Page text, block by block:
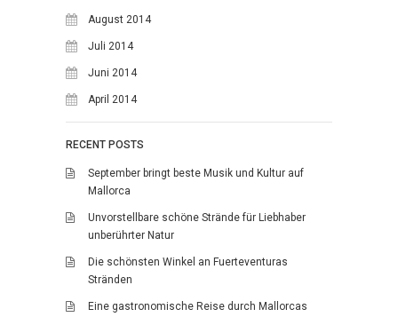
August 2014
Juli 2014
Juni 2014
April 2014
RECENT POSTS
September bringt beste Musik und Kultur auf
Mallorca
Unvorstellbare schöne Strände für Liebhaber
unberührter Natur
Die schönsten Winkel an Fuerteventuras
Stränden
Eine gastronomische Reise durch Mallorcas